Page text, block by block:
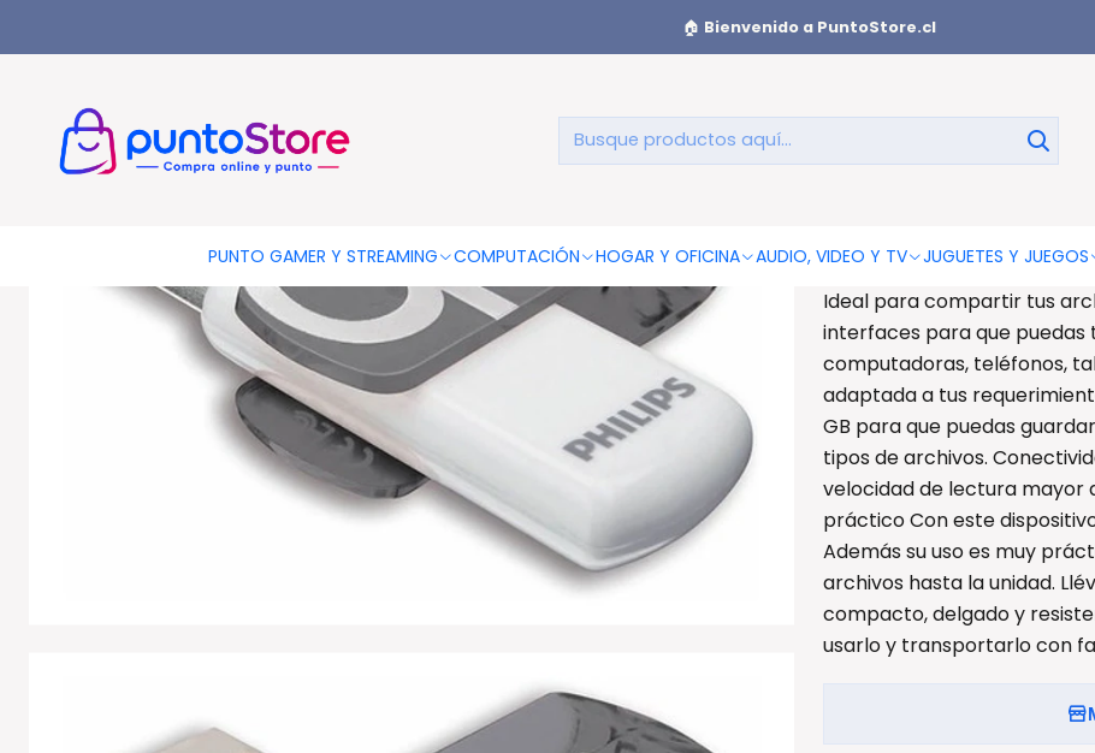
PUNTO GAMER Y STREAMING COMPUTACIÓN HOGAR Y OFICINA AUDIO, VIDEO Y TV JUGUETES Y JUEGOS
🏠 Bienvenido a PuntoStore.cl
Pendrive 32 Gb Philips Usb 3.0 Vivid Notebook High Speed - PS
Pendrive 32
Ideal para compartir tus
interfaces para que
computadoras, teléfonos,
adaptada a tus
GB para que puedas
tipos de archivos.
velocidad de lectura mayor
práctico Con este
Además su uso es muy
archivos hasta la unidad.
compacto, delgado y
usarlo y transportarlo con